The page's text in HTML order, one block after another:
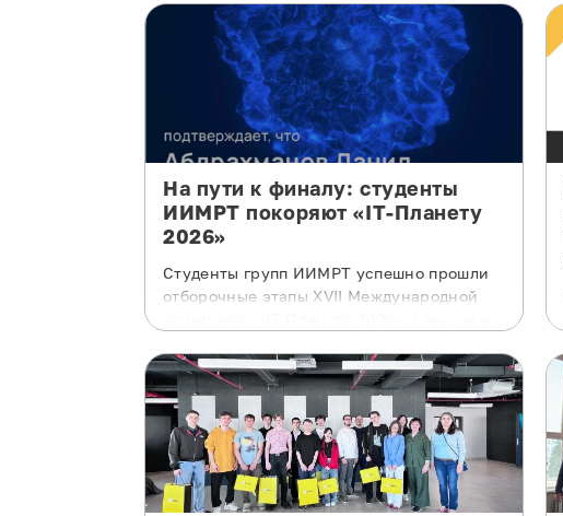
На пути к финалу: студенты
ИИМРТ покоряют «IT-Планету
2026»
Студенты групп ИИМРТ успешно прошли
отборочные этапы XVII Международной
дистанционном формате. Ежегодно в
соревновании участвуют более 20 000
студентов из 15 стран мира. Финалистам
предстоит решать задачи на базе
российских ИКТ-решений — от настройки
защищённой инфраструктуры до
разработки веб-приложений и проектов